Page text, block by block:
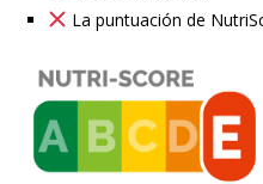
La puntuación de